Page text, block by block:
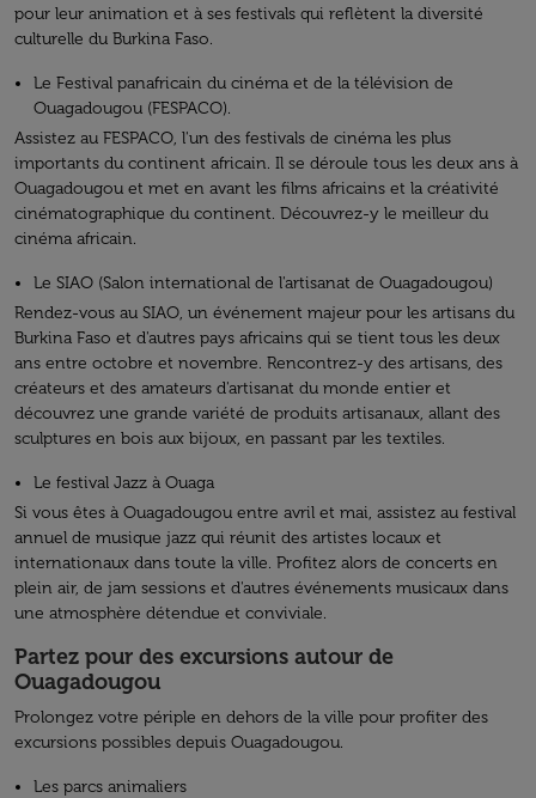
pour leur animation et à ses festivals qui reflètent la diversité
culturelle du Burkina Faso.
Le Festival panafricain du cinéma et de la télévision de
Ouagadougou (FESPACO).
Assistez au FESPACO, l'un des festivals de cinéma les plus
importants du continent africain. Il se déroule tous les deux ans à
Ouagadougou et met en avant les films africains et la créativité
cinématographique du continent. Découvrez-y le meilleur du
cinéma africain.
Le SIAO (Salon international de l'artisanat de Ouagadougou)
Rendez-vous au SIAO, un événement majeur pour les artisans du
Burkina Faso et d'autres pays africains qui se tient tous les deux
ans entre octobre et novembre. Rencontrez-y des artisans, des
créateurs et des amateurs d'artisanat du monde entier et
découvrez une grande variété de produits artisanaux, allant des
sculptures en bois aux bijoux, en passant par les textiles.
Le festival Jazz à Ouaga
Si vous êtes à Ouagadougou entre avril et mai, assistez au festival
annuel de musique jazz qui réunit des artistes locaux et
internationaux dans toute la ville. Profitez alors de concerts en
plein air, de jam sessions et d'autres événements musicaux dans
une atmosphère détendue et conviviale.
Partez pour des excursions autour de
Ouagadougou
Prolongez votre périple en dehors de la ville pour profiter des
excursions possibles depuis Ouagadougou.
Les parcs animaliers